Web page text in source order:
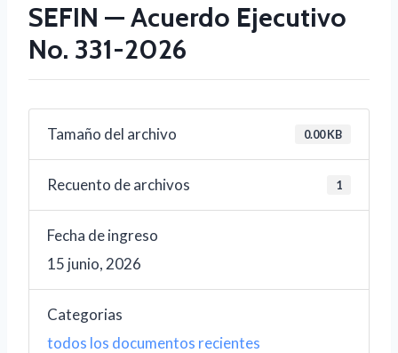
SEFIN — Acuerdo Ejecutivo
No. 331-2026
Tamaño del archivo 0.00 KB
Recuento de archivos 1
Fecha de ingreso
15 junio, 2026
Categorias
todos los documentos recientes